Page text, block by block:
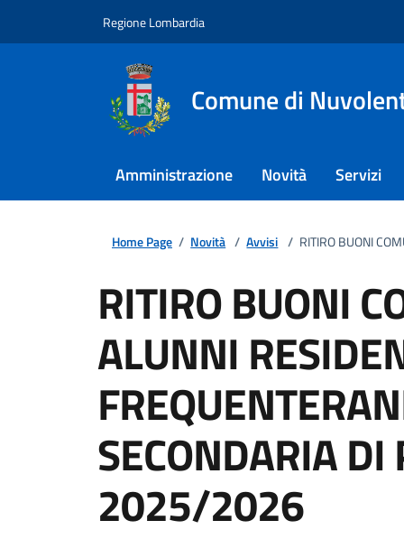
Regione Lombardia
Comune di
Amministrazione Novità Servizi
Home Page / Novità / Avvisi / RITIRO BUONI
RITIRO BUONI
ALUNNI
SECONDARIA
2025/2026